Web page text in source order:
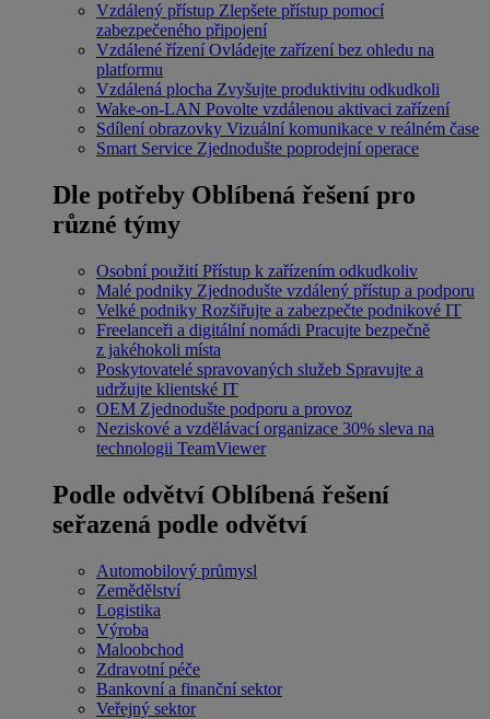
Vzdálený přístup Zlepšete přístup pomocí
zabezpečeného připojení
Vzdálené řízení Ovládejte zařízení bez ohledu na
platformu
Vzdálená plocha Zvyšujte produktivitu odkudkoli
Wake-on-LAN Povolte vzdálenou aktivaci zařízení
Sdílení obrazovky Vizuální komunikace v reálném čase
Smart Service Zjednodušte poprodejní operace
Dle potřeby Oblíbená řešení pro
různé týmy
Osobní použití Přístup k zařízením odkudkoliv
Malé podniky Zjednodušte vzdálený přístup a podporu
Velké podniky Rozšiřujte a zabezpečte podnikové IT
Freelanceři a digitální nomádi Pracujte bezpečně
z jakéhokoli místa
Poskytovatelé spravovaných služeb Spravujte a
udržujte klientské IT
OEM Zjednodušte podporu a provoz
Neziskové a vzdělávací organizace 30% sleva na
technologii TeamViewer
Podle odvětví Oblíbená řešení
seřazená podle odvětví
Automobilový průmysl
Zemědělství
Logistika
Výroba
Maloobchod
Zdravotní péče
Bankovní a finanční sektor
Veřejný sektor